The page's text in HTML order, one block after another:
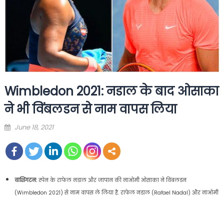
Wimbledon 2021: नडाल के बाद ओसाका
ने भी विंबलडन से नाम वापस लिया
Posted
June 18, 2021
वाशिंगटन:स्पेन के राफेल नडाल और जापान की नाओमी ओसाका ने विंबलडन
(Wimbledon 2021) से नाम वापस ले लिया है. राफेल नडाल (Rafael Nadal) और नाओमी